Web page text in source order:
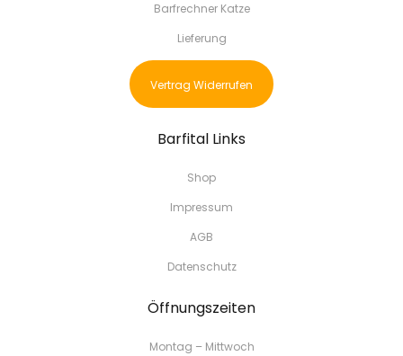
Barfrechner Katze
Lieferung
Vertrag Widerrufen
Barfital Links
Shop
Impressum
AGB
Datenschutz
Öffnungszeiten
Montag – Mittwoch